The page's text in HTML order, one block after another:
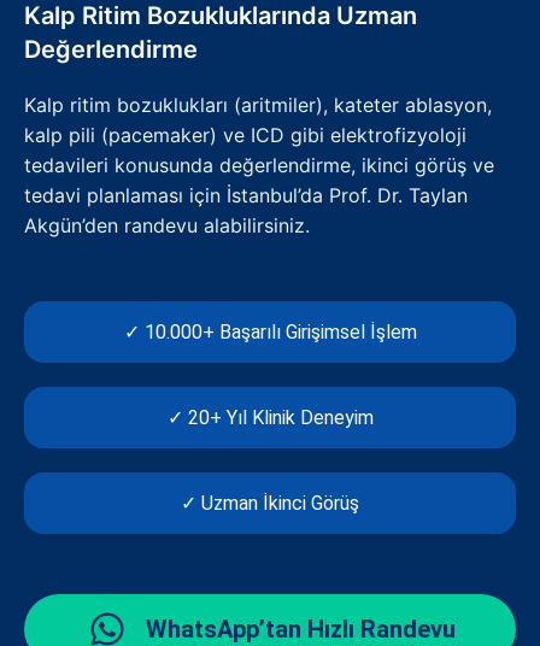
Kalp Ritim Bozukluklarında Uzman
Değerlendirme
Kalp ritim bozuklukları (aritmiler), kateter ablasyon,
kalp pili (pacemaker) ve ICD gibi elektrofizyoloji
tedavileri konusunda değerlendirme, ikinci görüş ve
tedavi planlaması için İstanbul’da Prof. Dr. Taylan
Akgün’den randevu alabilirsiniz.
✓ 10.000+ Başarılı Girişimsel İşlem
✓ 20+ Yıl Klinik Deneyim
✓ Uzman İkinci Görüş
WhatsApp’tan Hızlı Randevu